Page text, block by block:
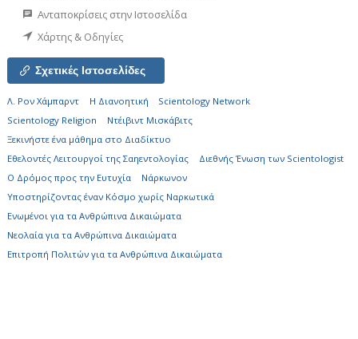
Ανταποκρίσεις στην Ιστοσελίδα
Χάρτης & Οδηγίες
Σχετικές Ιστοσελίδες
Λ. Ρον Χάμπαρντ Η Διανοητική
Scientology Network
Scientology Religion
Ντέιβιντ Μισκάβιτς
Ξεκινήστε ένα μάθημα στο Διαδίκτυο
Εθελοντές Λειτουργοί της Σαηεντολογίας
Διεθνής Ένωση των Scientologist
Ο Δρόμος προς την Ευτυχία
Νάρκωνον
Υποστηρίζοντας έναν Κόσμο χωρίς Ναρκωτικά
Ενωµένοι για τα Ανθρώπινα Δικαιώµατα
Νεολαία για τα Ανθρώπινα Δικαιώματα
Επιτροπή Πολιτών για τα Ανθρώπινα Δικαιώματα